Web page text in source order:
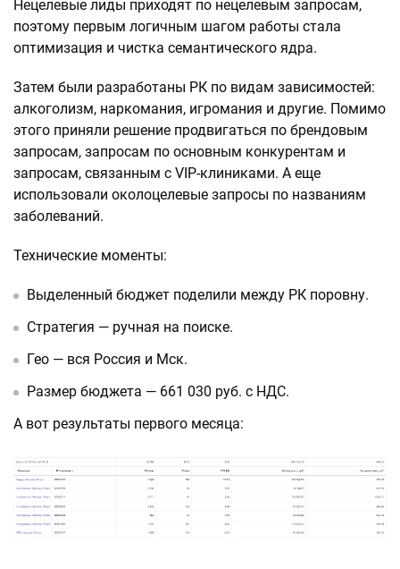
Нецелевые лиды приходят по нецелевым запросам,
поэтому первым логичным шагом работы стала
оптимизация и чистка семантического ядра.
Затем были разработаны РК по видам зависимостей:
алкоголизм, наркомания, игромания и другие. Помимо
этого приняли решение продвигаться по брендовым
запросам, запросам по основным конкурентам и
запросам, связанным с VIP-клиниками. А еще
использовали околоцелевые запросы по названиям
заболеваний.
Технические моменты:
Выделенный бюджет поделили между РК поровну.
Стратегия — ручная на поиске.
Гео — вся Россия и Мск.
Размер бюджета — 661 030 руб. с НДС.
А вот результаты первого месяца: